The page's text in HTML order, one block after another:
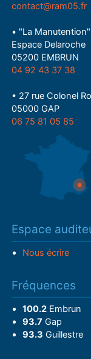
contact@ram05.fr
• "La Manutention"
Espace Delaroche
05200 EMBRUN
04 92 43 37 38
• 27 rue Colonel
05000 GAP
06 75 81 05 85
Espace
Nous écrire
Fréquences
100.2Embrun
93.7 Gap
93.3 Guillestre